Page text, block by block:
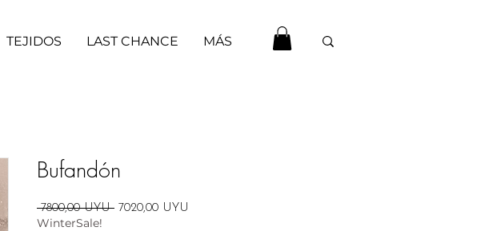
TEJIDOS LAST CHANCE MÁS
Bufandón
7800,00 UYU Precio
7020,00 UYU
WinterSale!